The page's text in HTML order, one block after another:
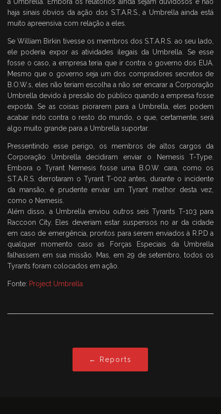
haja sinais óbvios da ação dos S.T.A.R.S., a Umbrella ainda está
muito apreensiva com relação a eles.
Se William Birkin tivesse os membros dos S.T.A.R.S. ao seu lado,
ele poderia expor as atividades ilegais da Umbrella. Se esse
fosse o caso, a empresa teria que ir contra o governo dos EUA.
Mesmo que o governo seja um dos compradores secretos de
B.O.W.s, eles não teriam escolha a não ser encarar a Corporação
Umbrella devido à pressão do público quando a empresa fosse
exposta. Se as coisas piorarem para a Umbrella, eles podem
acabar indo contra o resto do mundo, o que, certamente, será
algo muito grande para a Umbrella suportar.
Pressentindo esse perigo, os membros de altos cargos da
Corporação Umbrella decidiram enviar o Nemesis T-Type.
Embora o Tyrant Nemesis fosse uma B.O.W. cara, como os
S.T.A.R.S. derrotaram o Tyrant T-002 antes, durante o incidente
da mansão, é prudente enviar um Tyrant melhor desta vez,
como o Nemesis.
Além disso, a Umbrella enviou outros seis Tyrants T-103 para
Raccoon City. Eles deveriam estar suspensos no ar da cidade
em caso de emergência, prontos para serem enviados à R.P.D a
qualquer momento caso as Forças Especiais da Umbrella
falhassem em sua missão. Mas, em 29 de setembro, todos os
Tyrants foram colocados em ação.
Fonte: Project Umbrella
← Reports